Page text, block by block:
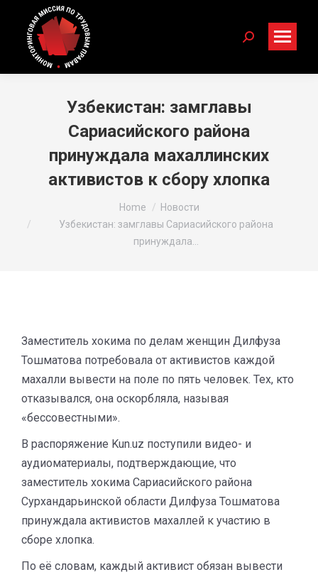
Search:
Узбекистан: замглавы
Сариасийского района
принуждала махаллинских
активистов к сбору хлопка
Home
Новости
Узбекистан: замглавы Сариасийского района
принуждала…
Заместитель хокима по делам женщин Дилфуза
Тошматова потребовала от активистов каждой
махалли вывести на поле по пять человек. Тех, кто
отказывался, она оскорбляла, называя
«бессовестными».
В распоряжение Kun.uz поступили видео- и
аудиоматериалы, подтверждающие, что
заместитель хокима Сариасийского района
Сурхандарьинской области Дилфуза Тошматова
принуждала активистов махаллей к участию в
сборе хлопка.
По её словам, каждый активист обязан вывести